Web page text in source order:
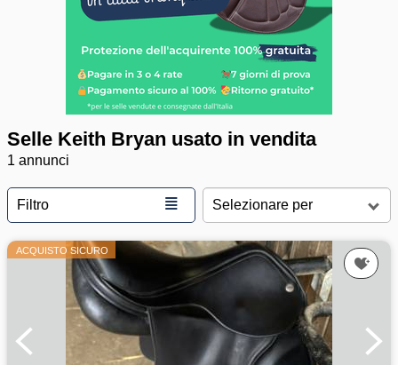
Selle Keith Bryan usato in vendita
1 annunci
Filtro ≣
ACQUISTO SICURO